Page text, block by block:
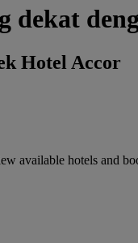
dekat
Hotel Accor
available hotels and